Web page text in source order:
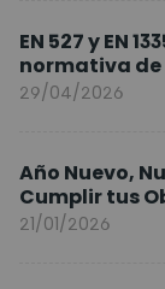
EN 527 y EN
normativa de
y sillas
29/04/2026
Año Nuevo,
Cumplir tus
Entrenando
21/01/2026